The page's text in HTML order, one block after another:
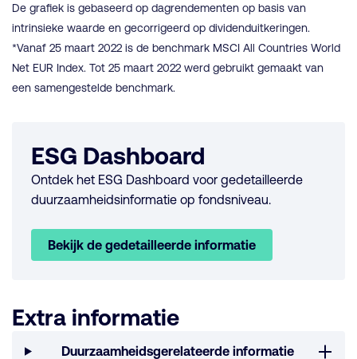
De grafiek is gebaseerd op dagrendementen op basis van
intrinsieke waarde en gecorrigeerd op dividenduitkeringen.
*Vanaf 25 maart 2022 is de benchmark MSCI All Countries World
Net EUR Index. Tot 25 maart 2022 werd gebruikt gemaakt van
een samengestelde benchmark.
ESG Dashboard
Ontdek het ESG Dashboard voor gedetailleerde
duurzaamheidsinformatie op fondsniveau.
Bekijk de gedetailleerde informatie
Extra informatie
Duurzaamheidsgerelateerde informatie